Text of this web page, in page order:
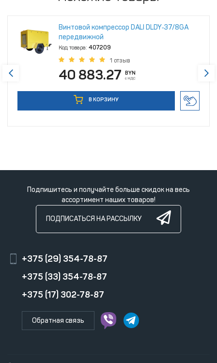
Винтовой компрессор DALI DLDY‑37/8GA
передвижной
Код товара: 407209
1 отзыв
40 883.27 BYN
с НДС
В КОРЗИНУ
Подпишитесь и получайте больше скидок на весь
ассортимент наших товаров!
ПОДПИСАТЬСЯ НА РАССЫЛКУ
+375 (29) 354-78-87
+375 (33) 354-78-87
+375 (17) 302-78-87
Обратная связь